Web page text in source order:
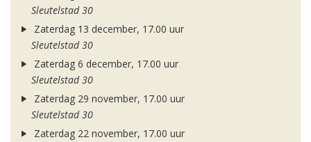
Sleutelstad 30
Zaterdag 13 december, 17.00 uur
Sleutelstad 30
Zaterdag 6 december, 17.00 uur
Sleutelstad 30
Zaterdag 29 november, 17.00 uur
Sleutelstad 30
Zaterdag 22 november, 17.00 uur